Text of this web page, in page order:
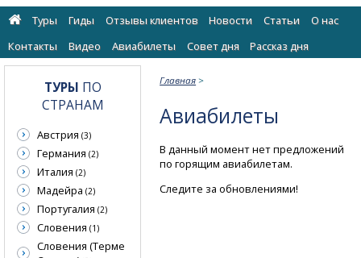
Туры Гиды Отзывы клиентов Новости Статьи
О нас
Контакты
Видео Авиабилеты Cовет дня Рассказ дня
Главная >
Авиабилеты
В данный момент нет предложений
по горящим авиабилетам.
Следите за обновлениями!
ТУРЫ ПО
СТРАНАМ
Австрия (3)
Германия (2)
Италия (2)
Мадейра (2)
Португалия (2)
Словения (1)
Словения (Терме